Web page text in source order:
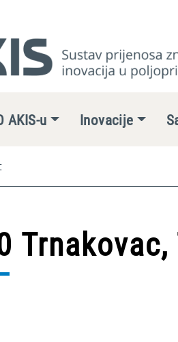
AKIS-u Inovacije